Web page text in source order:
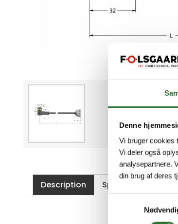
Denne
Vi bruger cookies
Vi deler også
analysepartnere.
din brug af deres
Description Specifications